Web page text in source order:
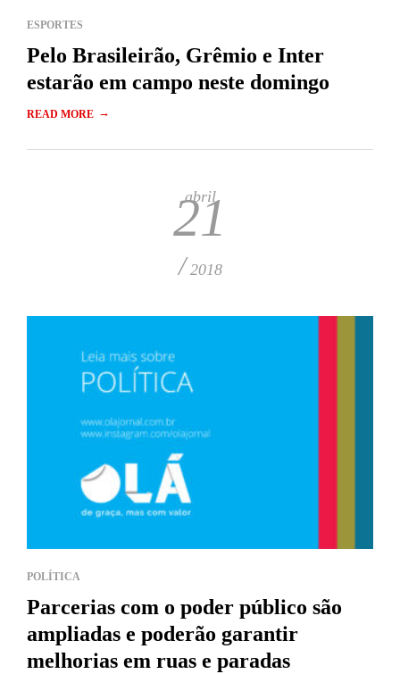
ESPORTES
Pelo Brasileirão, Grêmio e Inter
estarão em campo neste domingo
READ MORE →
abril
21
/ 2018
POLÍTICA
Parcerias com o poder público são
ampliadas e poderão garantir
melhorias em ruas e paradas